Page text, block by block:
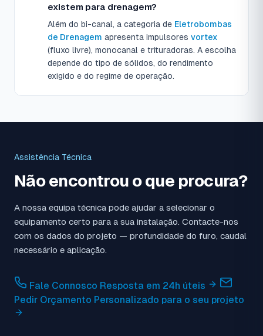
existem para drenagem?
Além do bi-canal, a categoria de Eletrobombas
de Drenagem apresenta impulsores vortex
(fluxo livre), monocanal e trituradoras. A escolha
depende do tipo de sólidos, do rendimento
exigido e do regime de operação.
Assistência Técnica
Não encontrou o que procura?
A nossa equipa técnica pode ajudar a selecionar o
equipamento certo para a sua instalação. Contacte-nos
com os dados do projeto — profundidade do furo, caudal
necessário e aplicação.
Fale Connosco Resposta em 24h úteis
Pedir Orçamento Personalizado para o seu projeto